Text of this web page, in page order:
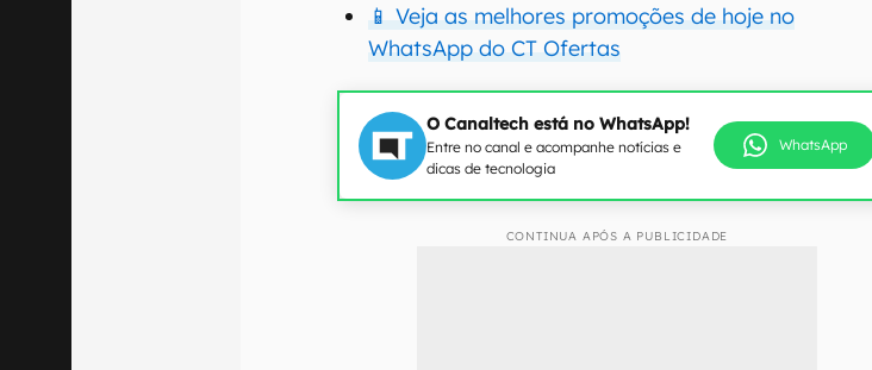
📱 Veja as melhores promoções de hoje no
WhatsApp do CT Ofertas
O Canaltech está no WhatsApp!
Entre no canal e acompanhe notícias e
dicas de tecnologia
WhatsApp
CONTINUA APÓS A PUBLICIDADE